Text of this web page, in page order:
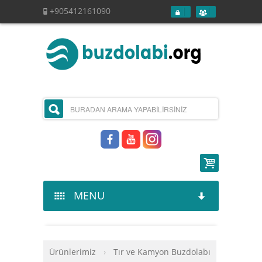
+905412161090
MENU
Hakkımızda
Ürünlerimiz
Ürünlerimiz › Tır ve Kamyon Buzdolabı